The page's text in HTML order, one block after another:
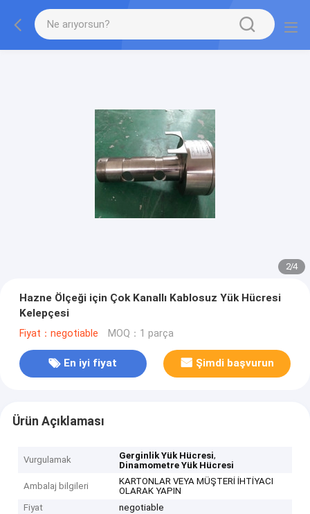
2/4
Hazne Ölçeği için Çok Kanallı Kablosuz Yük Hücresi
Kelepçesi
Fiyat：negotiable MOQ：1 parça
En iyi fiyat Şimdi başvurun
Ürün Açıklaması
Vurgulamak Gerginlik Yük Hücresi,
Dinamometre Yük Hücresi
Ambalaj bilgileri
KARTONLAR VEYA MÜŞTERİ İHTİYACI
OLARAK YAPIN
Fiyat
negotiable